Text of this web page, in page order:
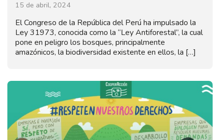
15 de abril, 2024
El Congreso de la República del Perú ha impulsado la
Ley 31973, conocida como la “Ley Antiforestal”, la cual
pone en peligro los bosques, principalmente
amazónicos, la biodiversidad existente en ellos, la […]